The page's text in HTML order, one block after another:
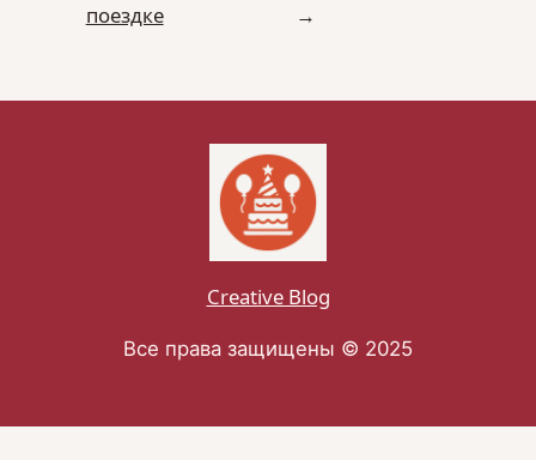
поездке
→
Creative Blog
Все права защищены © 2025